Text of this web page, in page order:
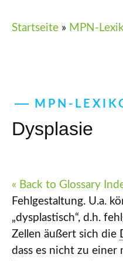
Startseite » MPN-
MPN-
Dysplasie
« Back to Glossary
Fehlgestaltung. U.a.
„dysplastisch“, d.h.
Zellen äußert sich die
dass es nicht zu einer